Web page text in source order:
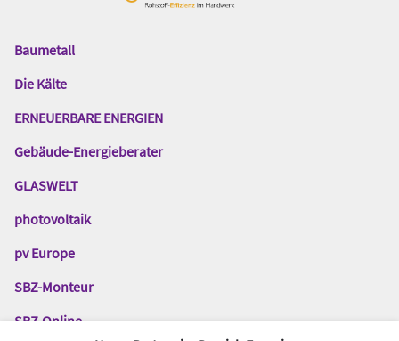
Das
Gentner
Baumetall
Die Kälte
ERNEUERBARE ENERGIEN
Gebäude-Energieberater
GLASWELT
photovoltaik
pv Europe
SBZ-Monteur
SBZ-Online